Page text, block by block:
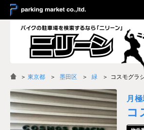
＞ 東京都 墨田区 緑 コスモグラ
月
コ